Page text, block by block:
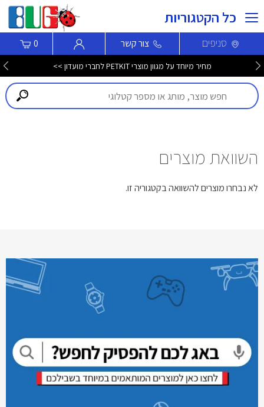
כל הקטגוריות
סניפים צור קשר 0
מחיר מיוחד על מגוון מוצרי PETKIT לחברי מועדון >>
השוואת מוצרים
לא נבחרו מוצרים להשוואה בקטגוריה זו.